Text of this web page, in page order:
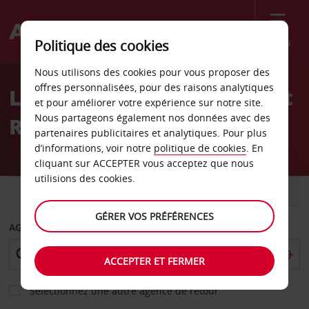
Menu
Welcome
AvisLocation de voiture Kempt
Road, Halifax
AGENCE DE DÉPART
Sélectionnez une autre agence de retour
Politique des cookies
Nous utilisons des cookies pour vous proposer des
offres personnalisées, pour des raisons analytiques
et pour améliorer votre expérience sur notre site.
Nous partageons également nos données avec des
partenaires publicitaires et analytiques. Pour plus
d’informations, voir notre politique de cookies. En
cliquant sur ACCEPTER vous acceptez que nous
utilisions des cookies.
GÉRER VOS PRÉFÉRENCES
ACCEPTER ET FERMER